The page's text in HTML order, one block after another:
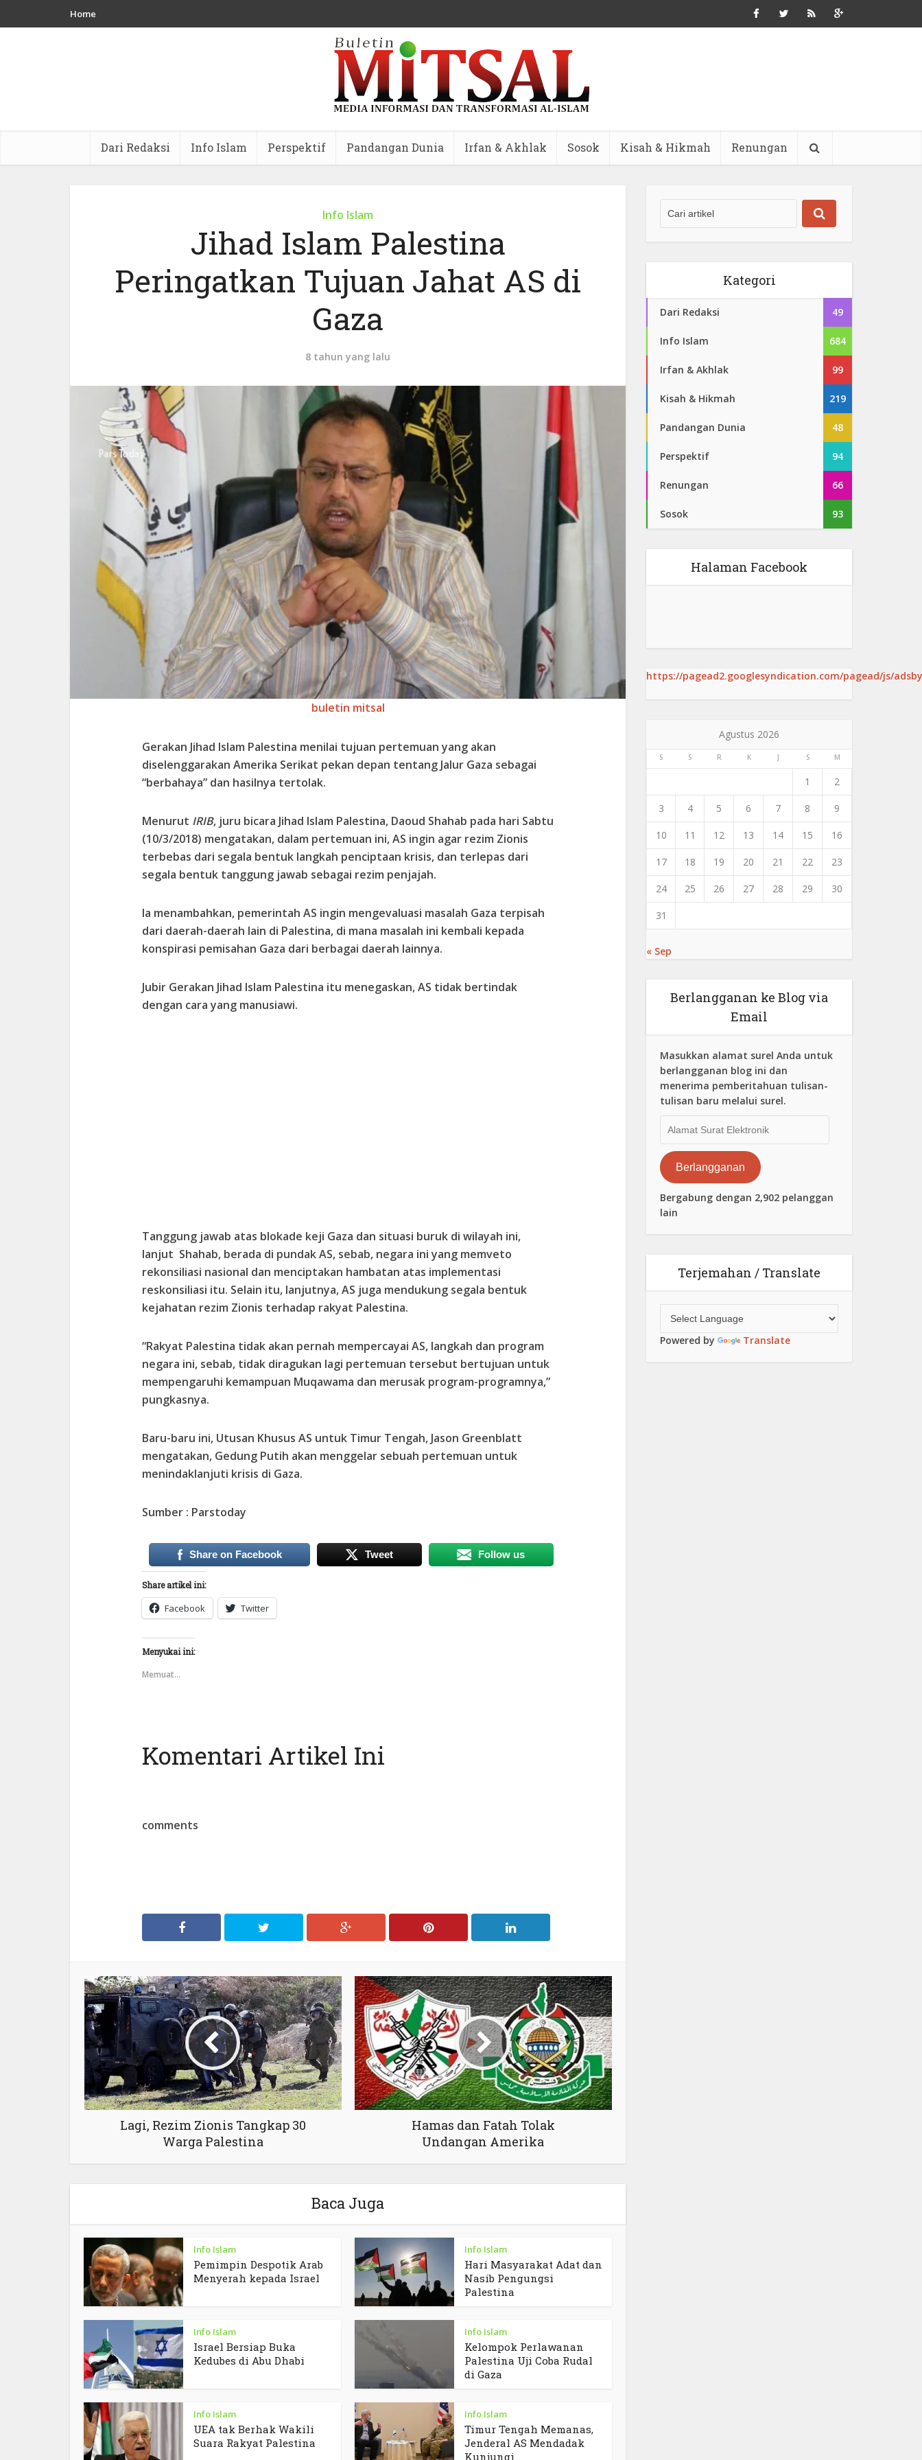
Home
Dari Redaksi Info Islam Perspektif Pandangan Dunia Irfan & Akhlak Sosok Kisah & Hikmah Renungan
Info Islam
Jihad Islam Palestina
Peringatkan Tujuan Jahat AS di
Gaza
8 tahun yang lalu
buletin mitsal
Gerakan Jihad Islam Palestina menilai tujuan pertemuan yang akan
diselenggarakan Amerika Serikat pekan depan tentang Jalur Gaza sebagai
“berbahaya” dan hasilnya tertolak.
Menurut IRIB, juru bicara Jihad Islam Palestina, Daoud Shahab pada hari Sabtu
(10/3/2018) mengatakan, dalam pertemuan ini, AS ingin agar rezim Zionis
terbebas dari segala bentuk langkah penciptaan krisis, dan terlepas dari
segala bentuk tanggung jawab sebagai rezim penjajah.
Ia menambahkan, pemerintah AS ingin mengevaluasi masalah Gaza terpisah
dari daerah-daerah lain di Palestina, di mana masalah ini kembali kepada
konspirasi pemisahan Gaza dari berbagai daerah lainnya.
Jubir Gerakan Jihad Islam Palestina itu menegaskan, AS tidak bertindak
dengan cara yang manusiawi.
Tanggung jawab atas blokade keji Gaza dan situasi buruk di wilayah ini,
lanjut Shahab, berada di pundak AS, sebab, negara ini yang memveto
rekonsiliasi nasional dan menciptakan hambatan atas implementasi
reskonsiliasi itu. Selain itu, lanjutnya, AS juga mendukung segala bentuk
kejahatan rezim Zionis terhadap rakyat Palestina.
“Rakyat Palestina tidak akan pernah mempercayai AS, langkah dan program
negara ini, sebab, tidak diragukan lagi pertemuan tersebut bertujuan untuk
mempengaruhi kemampuan Muqawama dan merusak program-programnya,”
pungkasnya.
Baru-baru ini, Utusan Khusus AS untuk Timur Tengah, Jason Greenblatt
mengatakan, Gedung Putih akan menggelar sebuah pertemuan untuk
menindaklanjuti krisis di Gaza.
Sumber : Parstoday
Share on Facebook Tweet Follow us
Share artikel ini:
Facebook Twitter
Menyukai ini:
Memuat...
Komentari Artikel Ini
comments
Lagi, Rezim Zionis Tangkap 30
Warga Palestina
Hamas dan Fatah Tolak
Undangan Amerika
Baca Juga
Info Islam
Pemimpin Despotik Arab
Menyerah kepada Israel
Info Islam
Hari Masyarakat Adat dan
Nasib Pengungsi
Palestina
Info Islam
Israel Bersiap Buka
Kedubes di Abu Dhabi
Info Islam
Kelompok Perlawanan
Palestina Uji Coba Rudal
di Gaza
Info Islam
UEA tak Berhak Wakili
Suara Rakyat Palestina
Info Islam
Timur Tengah Memanas,
Jenderal AS Mendadak
Kunjungi...
Kategori
Dari Redaksi 49
Info Islam 684
Irfan & Akhlak 99
Kisah & Hikmah 219
Pandangan Dunia 48
Perspektif 94
Renungan 66
Sosok 93
Halaman Facebook
https://pagead2.googlesyndication.com/pagead/js/
Agustus 2026
S S R K J S M
1 2
3 4 5 6 7 8 9
10 11 12 13 14 15 16
17 18 19 20 21 22 23
24 25 26 27 28 29 30
31
« Sep
Berlangganan ke Blog via
Email
Masukkan alamat surel Anda untuk
berlangganan blog ini dan
menerima pemberitahuan tulisan-
tulisan baru melalui surel.
Surat
Elektronik
Berlangganan
Bergabung dengan 2,902 pelanggan
lain
Terjemahan / Translate
Powered by Translate